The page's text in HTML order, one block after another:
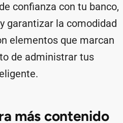
confianza con tu banco,
garantizar la comodidad
elementos que marcan
de administrar tus
más contenido